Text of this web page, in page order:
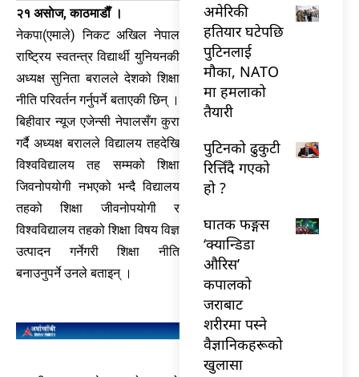
२१ असाेज, काठमाडाैँ ।
नेकपा(एमाले) निकट अखिल नेपाल
राष्ट्रिय स्वतन्त्र विद्यार्थी युनियनकी
अध्यक्ष सुनिता बरालले देशको शिक्षा
नीति परिवर्तन गर्नुपर्ने बताएकी छिन् ।
बिहीवार न्यूज एजेन्सी नेपालसँग कुरा
गर्दै अध्यक्ष बरालले विद्यालय तहदेखि
विश्वविद्यालय तह सम्मको शिक्षा
जिवनोपयोगी नभएको भन्दै विद्यालय
तहको शिक्षा जीवनोपयोगी र
विश्वविद्यालय तहको शिक्षा विषय विज्ञ
उत्पादन गर्नेगरी शिक्षा नीति
बनाउनुपर्ने उनले बताइन् ।
अमेरिकी
हतियार घटेपछि
पुटिनलाई
मौका, NATO
मा हमलाको
तैयारी
पुटिनको ढुकुटी
रित्तिँदै गएको
हो ?
घातक फङ्गस
‘क्यान्डिडा
औरिस’
कपालको
जराबाट
शरीरमा पस्ने
वैज्ञानिकहरूको
खुलासा